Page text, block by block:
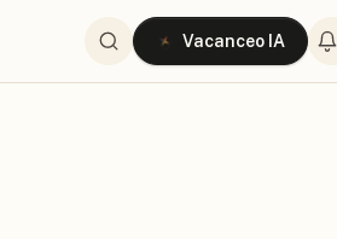
Vacanceo IA